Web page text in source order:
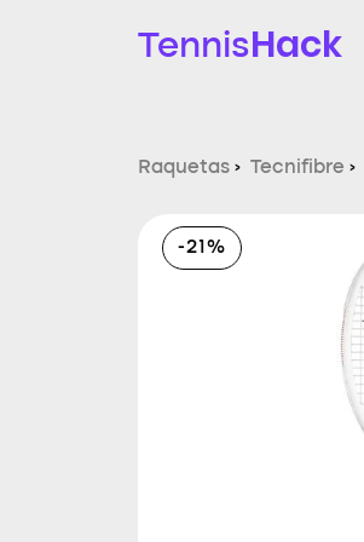
TennisHack
Raquetas › Tecnifibre ›
-21%